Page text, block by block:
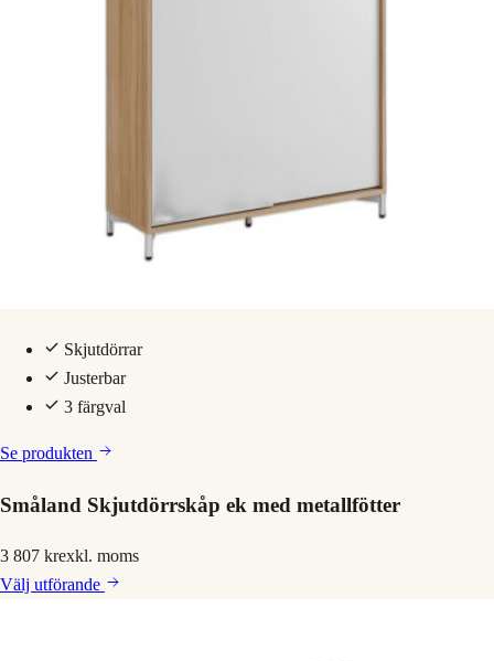
Skjutdörrar
Justerbar
3 färgval
Se produkten
Småland Skjutdörrskåp ek med metallfötter
3 807 krexkl. moms
Välj utförande